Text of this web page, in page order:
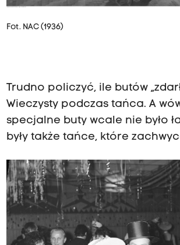
Fot. NAC (1936)
Trudno policzyć, ile butów
Wieczysty podczas tańca. A
specjalne buty wcale nie było
były także tańce, które